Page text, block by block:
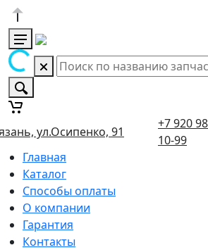
ул.Осипенко, 91
+7 920
10-99
Главная
Каталог
Способы оплаты
О компании
Гарантия
Контакты